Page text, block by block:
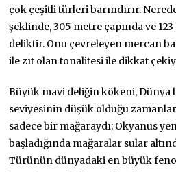
çok çeşitli türleri barındırır.
şeklinde, 305 metre çapında ve
deliktir. Onu çevreleyen mercan
ile zıt olan tonalitesi ile dikkat
Büyük mavi deliğin kökeni, Dünya
seviyesinin düşük olduğu
sadece bir mağaraydı; Okyanus
başladığında mağaralar sular
Türünün dünyadaki en büyük